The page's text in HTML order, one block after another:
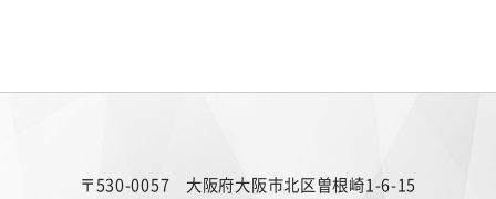
〒530-0057 大阪府大阪市北区曽根崎1-6-15